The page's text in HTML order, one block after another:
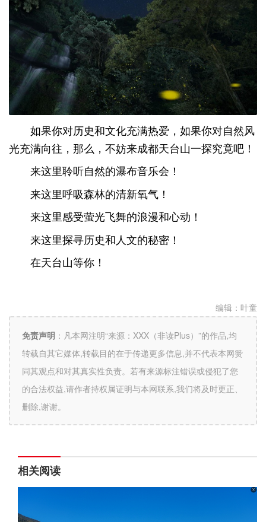
如果你对历史和文化充满热爱，如果你对自然风
光充满向往，那么，不妨来成都天台山一探究竟吧！
来这里聆听自然的瀑布音乐会！
来这里呼吸森林的清新氧气！
来这里感受萤光飞舞的浪漫和心动！
来这里探寻历史和人文的秘密！
在天台山等你！
编辑： 叶童
免责声明 ： 凡本网注明“来源：XXX（非读Plus）”的作品,均
转载自其它媒体,转载目的在于传递更多信息,并不代表本网赞
同其观点和对其真实性负责。若有来源标注错误或侵犯了您
的合法权益,请作者持权属证明与本网联系,我们将及时更正、
删除,谢谢。
相关阅读